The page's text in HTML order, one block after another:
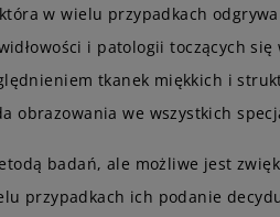
w wielu przypadkach
i patologii toczących
tkanek miękkich i
obrazowania we wszystkich
badań, ale możliwe jest
przypadkach ich podanie